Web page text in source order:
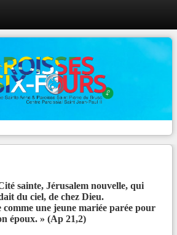
Chrétienne
sainte, Jérusalem nouvelle, qui
du ciel, de chez Dieu.
comme une jeune mariée parée pour
époux. » (Ap 21,2)